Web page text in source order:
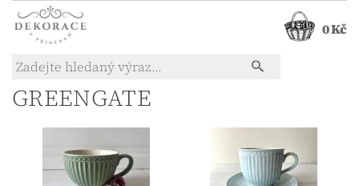
0 Kč
GREENGATE